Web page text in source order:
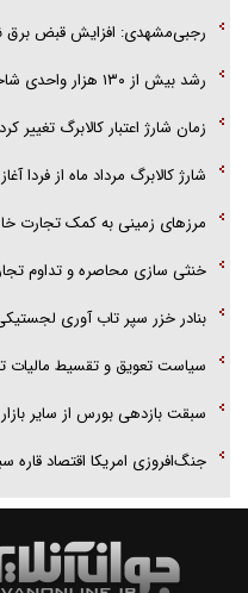
رجبی‌مشهدی: افزایش قبض برق
رشد بیش از ۱۳۰ هزار واحدی شاخص کل بورس
زمان شارژ اعتبار کالابرگ تغییر کرد
شارژ کالابرگ مرداد ماه از فردا
مرز‌های زمینی به کمک تجارت
خنثی سازی محاصره و تداوم
بنادر خزر سپر تاب آوری
سیاست تعویق و تقسیط مالیات
سبقت بازدهی بورس از سایر
جنگ‌افروزی امریکا اقتصاد قاره